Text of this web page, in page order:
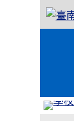
跳至主內容區
臺南